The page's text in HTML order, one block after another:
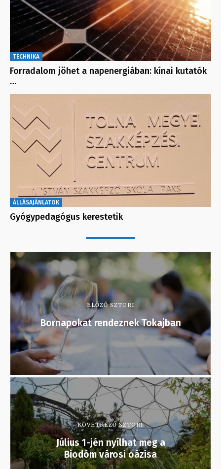
TECHNIKA
Forradalom jöhet a napenergiában: kínai kutatók
…
ÁLLÁSAJÁNLATOK
Gyógypedagógus kerestetik
ELŐZŐ SZTORI
Bornapokat rendeznek Tokajban
KÖVETKEZŐ SZTORI
Július 1-jén nyílhat meg a
Biodóm városi oázisa